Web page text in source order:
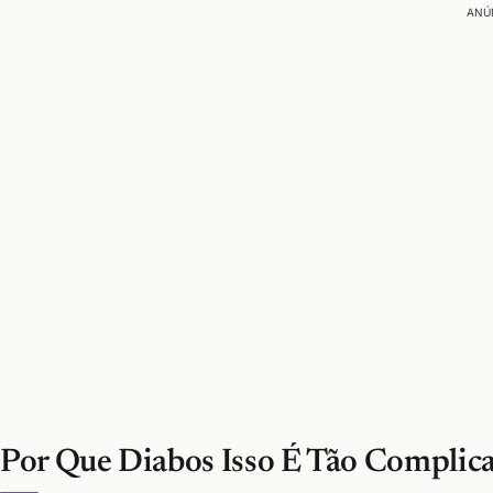
Por Que Diabos Isso É Tão